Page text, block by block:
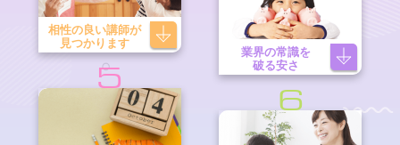
相性の良い講師が
見つかります
業界の常識を
破る安さ
5
6